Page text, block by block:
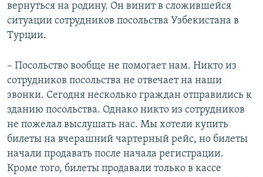
Auto 270p 360p 480p
вернуться на родину. Он винит в сложившейся
ситуации сотрудников посольства Узбекистана в
Турции.
– Посольство вообще не помогает нам. Никто из
сотрудников посольства не отвечает на наши
звонки. Сегодня несколько граждан отправились к
зданию посольства. Однако никто из сотрудников
не пожелал выслушать нас. Мы хотели купить
билеты на вчерашний чартерный рейс, но билеты
начали продавать после начала регистрации.
Кроме того, билеты продавали только в кассе